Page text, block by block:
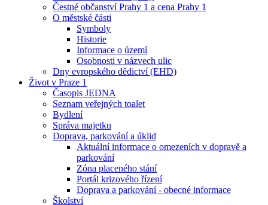
Čestné občanství Prahy 1 a cena Prahy 1
O městské části
Symboly
Historie
Informace o území
Osobnosti v názvech ulic
Dny evropského dědictví (EHD)
Život v Praze 1
Časopis JEDNA
Seznam veřejných toalet
Bydlení
Správa majetku
Doprava, parkování a úklid
Aktuální informace o omezeních v dopravě a
parkování
Zóna placeného stání
Portál krizového řízení
Doprava a parkování - obecné informace
Školství